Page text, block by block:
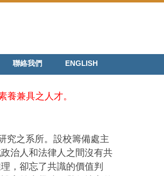
聯絡我們 ENGLISH
兼具之人才。
究之系所。設校籌備處主
治人和法律人之間沒有共
，卻忘了共識的價值判